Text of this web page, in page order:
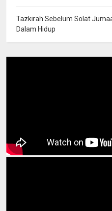
Tazkirah Sebelum Solat
Dalam Hidup